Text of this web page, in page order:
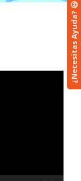
¿Necesitas Ayuda? 😃